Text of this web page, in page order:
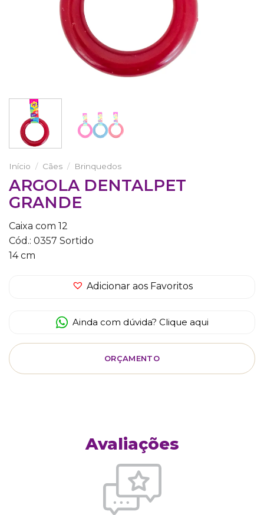
Início / Cães / Brinquedos
ARGOLA DENTALPET
GRANDE
Caixa com 12
Cód.: 0357 Sortido
14 cm
Adicionar aos Favoritos
Ainda com dúvida? Clique aqui
ORÇAMENTO
Avaliações